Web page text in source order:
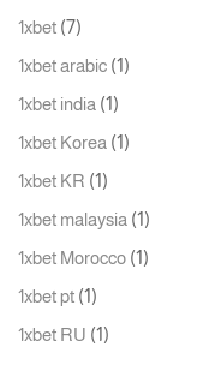
1xbet (7)
1xbet arabic (1)
1xbet india (1)
1xbet Korea (1)
1xbet KR (1)
1xbet malaysia (1)
1xbet Morocco (1)
1xbet pt (1)
1xbet RU (1)